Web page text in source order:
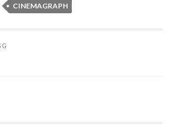
CINEMAGRAPH